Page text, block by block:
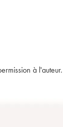
à l'auteur.